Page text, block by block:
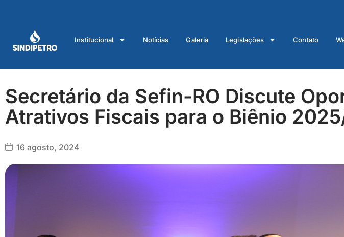
conteúdo
Institucional Notícias Galeria Legislações Contato
Secretário da Sefin-RO Discute
Atrativos Fiscais para o Biênio
16 agosto, 2024